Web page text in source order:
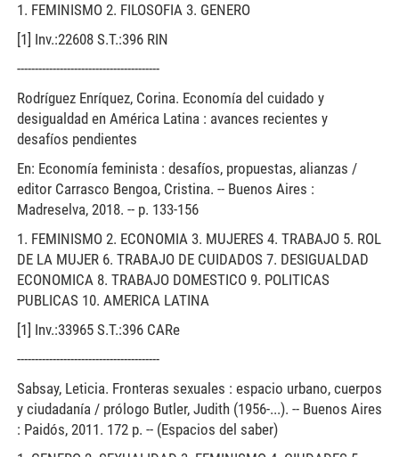
1. FEMINISMO 2. FILOSOFIA 3. GENERO
[1] Inv.:22608 S.T.:396 RIN
----------------------------------------
Rodríguez Enríquez, Corina. Economía del cuidado y
desigualdad en América Latina : avances recientes y
desafíos pendientes
En: Economía feminista : desafíos, propuestas, alianzas /
editor Carrasco Bengoa, Cristina. -- Buenos Aires :
Madreselva, 2018. -- p. 133-156
1. FEMINISMO 2. ECONOMIA 3. MUJERES 4. TRABAJO 5. ROL
DE LA MUJER 6. TRABAJO DE CUIDADOS 7. DESIGUALDAD
ECONOMICA 8. TRABAJO DOMESTICO 9. POLITICAS
PUBLICAS 10. AMERICA LATINA
[1] Inv.:33965 S.T.:396 CARe
----------------------------------------
Sabsay, Leticia. Fronteras sexuales : espacio urbano, cuerpos
y ciudadanía / prólogo Butler, Judith (1956-...). -- Buenos Aires
: Paidós, 2011. 172 p. -- (Espacios del saber)